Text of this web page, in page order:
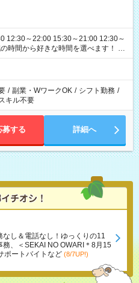
12:30～22:00 15:30～21:00 12:30～
あります
/ 副業・WワークOK / シフト勤務 /
キル不要
募する 詳細へ
なし＆電話なし！ゆっくりの11
、＜SEKAI NO OWARI＊8月15
ポートバイトなど (8/7UP!)